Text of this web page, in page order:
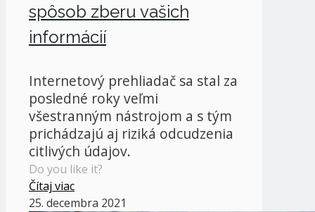
spôsob zberu vašich
informácií
Internetový prehliadač sa stal za
posledné roky veľmi
všestranným nástrojom a s tým
prichádzajú aj riziká odcudzenia
citlivých údajov.
Do you like it?
Čítaj viac
25. decembra 2021